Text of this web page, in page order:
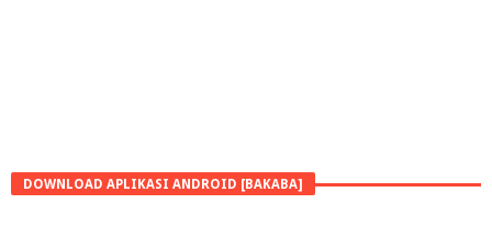
DOWNLOAD APLIKASI ANDROID [BAKABA]